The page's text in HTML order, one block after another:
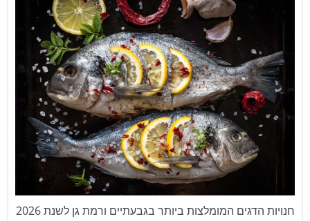
חנויות הדגים המומלצות ביותר בגבעתיים ורמת גן לשנת 2026